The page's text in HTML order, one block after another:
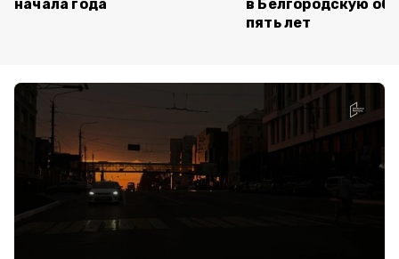
начала года
в Белгородскую
пять лет